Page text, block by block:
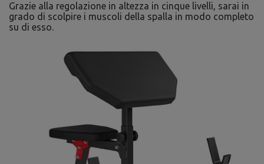
Grazie alla regolazione in altezza in cinque livelli, sarai in
grado di scolpire i muscoli della spalla in modo completo
su di esso.